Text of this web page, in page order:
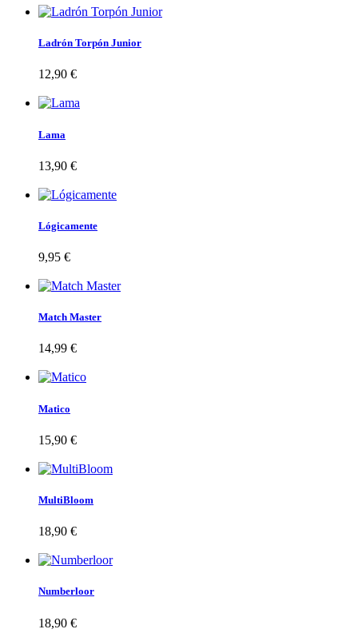
Ladrón Torpón Junior
12,90 €
Lama
13,90 €
Lógicamente
9,95 €
Match Master
14,99 €
Matico
15,90 €
MultiBloom
18,90 €
Numberloor
18,90 €